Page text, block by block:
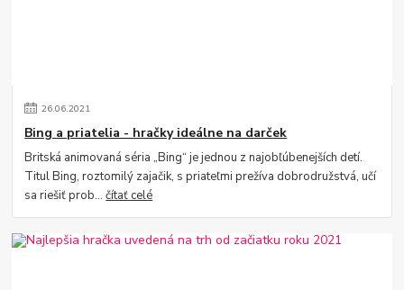
26.06.2021
Bing a priatelia - hračky ideálne na darček
Britská animovaná séria „Bing“ je jednou z najobľúbenejších detí.
Titul Bing, roztomilý zajačik, s priateľmi prežíva dobrodružstvá, učí
sa riešiť prob...čítať celé